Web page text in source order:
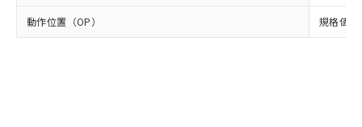
動作位置（OP） 規格値
品・サービスに関するお客様との取
引・商談に必要な範囲で利用すること
下記の非含有証明書をダウンロードするこ
とができます。
合意する キャンセル